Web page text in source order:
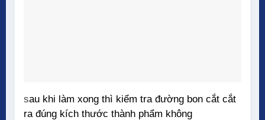
sau khi làm xong thì kiểm tra đường bon cắt cắt
ra đúng kích thước thành phẩm không